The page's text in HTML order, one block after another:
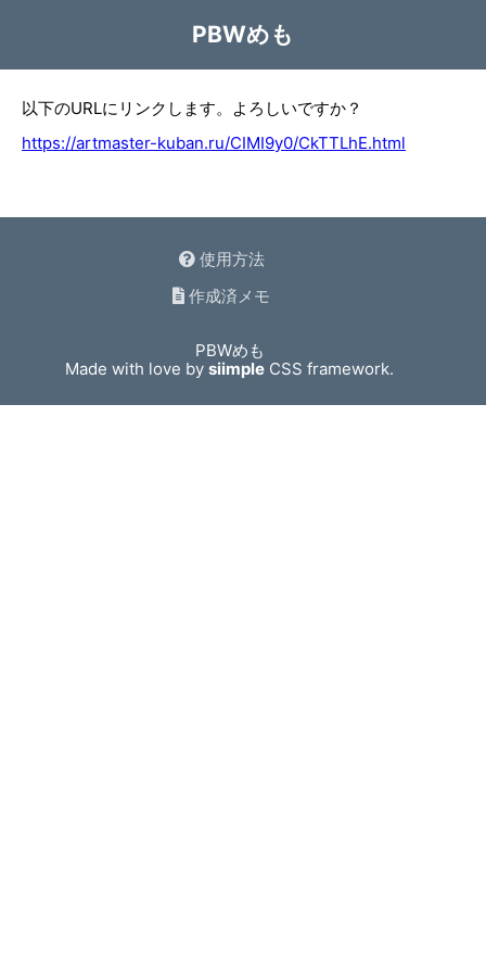
PBWめも
以下のURLにリンクします。よろしいですか？
https://artmaster-kuban.ru/CIMI9y0/CkTTLhE.html
使用方法
作成済メモ
PBWめも
Made with love bysiimple CSS framework.